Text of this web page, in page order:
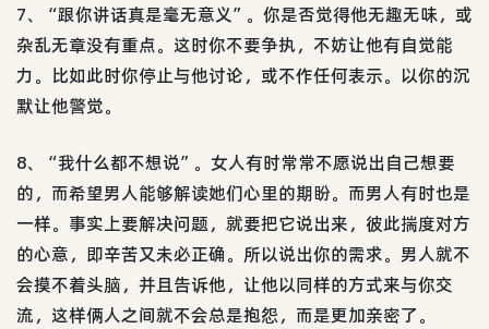
7、“跟你讲话真是毫无意义”。你是否觉得他无趣无味，或
杂乱无章没有重点。这时你不要争执，不妨让他有自觉能
力。比如此时你停止与他讨论，或不作任何表示。以你的沉
默让他警觉。
8、“我什么都不想说”。女人有时常常不愿说出自己想要
的，而希望男人能够解读她们心里的期盼。而男人有时也是
一样。事实上要解决问题，就要把它说出来，彼此揣度对方
的心意，即辛苦又未必正确。所以说出你的需求。男人就不
会摸不着头脑，并且告诉他，让他以同样的方式来与你交
流，这样俩人之间就不会总是抱怨，而是更加亲密了。